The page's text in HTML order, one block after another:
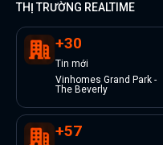
THỊ TRƯỜNG REALTIME
+30
Tin mới
Vinhomes Grand Park -
The Beverly
+57